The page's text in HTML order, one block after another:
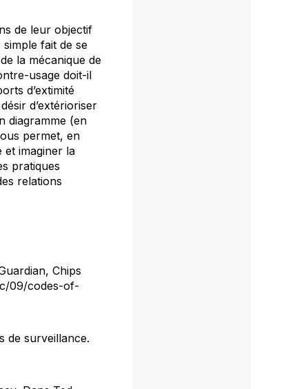
de leur objectif
fait de se
la mécanique de
usage doit-il
d’extimité
d’extérioriser
diagramme (en
permet, en
et imaginer la
pratiques
relations
Chips
09/codes-of-
de surveillance.